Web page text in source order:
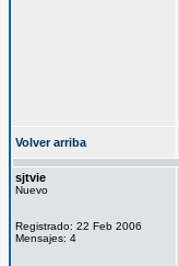
Volver arriba
sjtvie
Nuevo
Registrado: 22 Feb 2006
Mensajes: 4